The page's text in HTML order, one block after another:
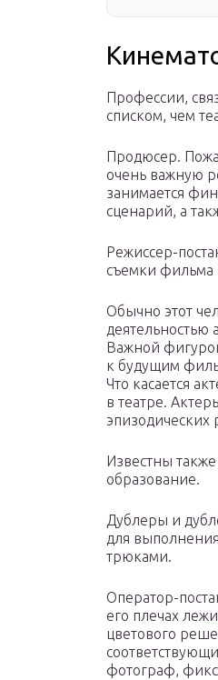
Профессии,
списком, чем
Продюсер.
очень важную
занимается
сценарий, а
Режиссер-
съемки фильма
Обычно этот
деятельностью
Важной
к будущим
Что касается
в театре.
Известны
образование.
Дублеры и
для
трюками.
Оператор-
его плечах
цветового
фотограф,